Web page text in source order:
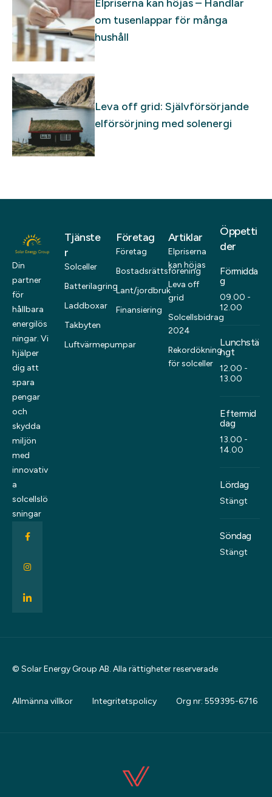
Elpriserna kan höjas – Handlar
om tusenlappar för många
hushåll
Leva off grid: Självförsörjande
elförsörjning med solenergi
Din
partner
för
hållbara
energilös
ningar. Vi
hjälper
dig att
spara
pengar
och
skydda
miljön
med
innovativ
a
solcellslö
sningar
Tjänste
r
Solceller
Batterilagring
Laddboxar
Takbyten
Luftvärmepumpar
Företag
Företag
Bostadsrättsförening
Lant/jordbruk
Finansiering
Artiklar
Elpriserna
kan höjas
Leva off
grid
Solcellsbidrag
2024
Rekordökning
för solceller
Öppetti
der
Förmidda
g
09.00 -
12.00
Lunchstä
ngt
12.00 -
13.00
Eftermid
dag
13.00 -
14.00
Lördag
Stängt
Söndag
Stängt
© Solar Energy Group AB. Alla rättigheter reserverade
Allmänna villkor Integritetspolicy Org nr: 559395-6716